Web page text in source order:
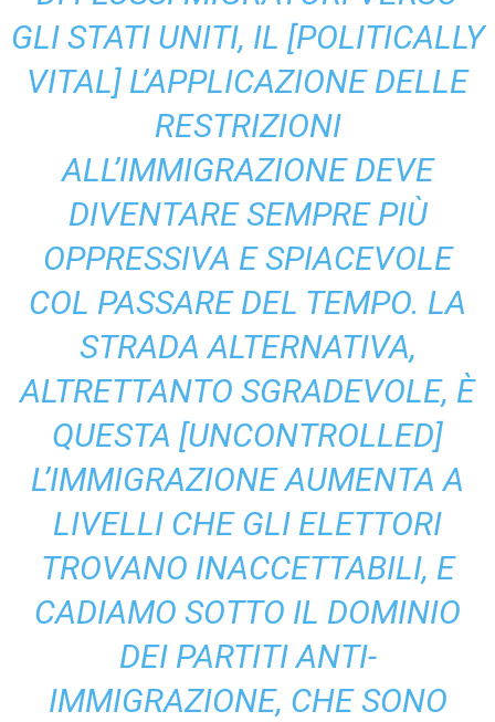
GLI STATI UNITI, IL [POLITICALLY
VITAL] L’APPLICAZIONE DELLE
RESTRIZIONI
ALL’IMMIGRAZIONE DEVE
DIVENTARE SEMPRE PIÙ
OPPRESSIVA E SPIACEVOLE
COL PASSARE DEL TEMPO. LA
STRADA ALTERNATIVA,
ALTRETTANTO SGRADEVOLE, È
QUESTA [UNCONTROLLED]
L’IMMIGRAZIONE AUMENTA A
LIVELLI CHE GLI ELETTORI
TROVANO INACCETTABILI, E
CADIAMO SOTTO IL DOMINIO
DEI PARTITI ANTI-
IMMIGRAZIONE, CHE SONO